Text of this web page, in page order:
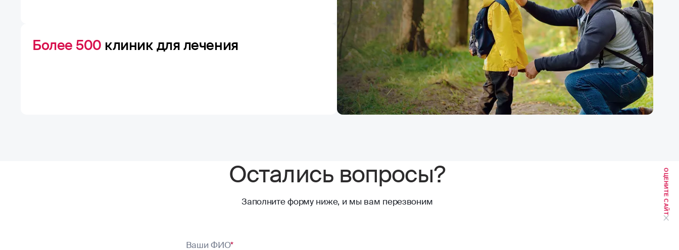
Более 500 клиник для лечения
Остались вопросы?
Заполните форму ниже, и мы вам перезвоним
Ваши ФИО*
ОЦЕНИТЕ САЙТ